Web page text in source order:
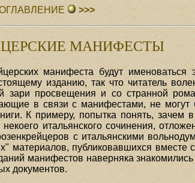
>>>
МАНИФЕСТЫ
манифеста будут именоваться
изданию, так что читатель
просвещения и со странной
в связи с манифестами, не
К примеру, попытка понять,
итальянского сочинения,
с итальянскими
материалов, публиковавшихся
манифестов наверняка
документов.